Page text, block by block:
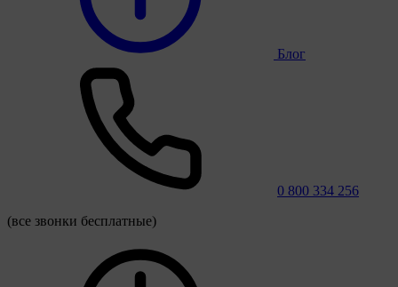
Блог
0 800 334 256
(все звонки бесплатные)